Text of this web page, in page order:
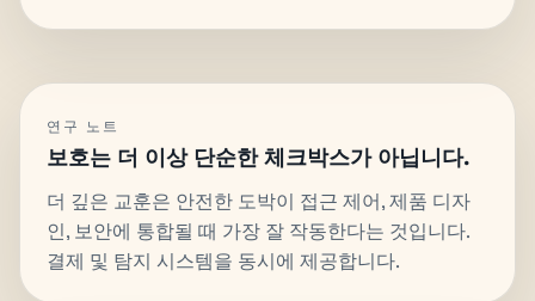
연구 노트
보호는 더 이상 단순한 체크박스가 아닙니다.
더 깊은 교훈은 안전한 도박이 접근 제어, 제품 디자
인, 보안에 통합될 때 가장 잘 작동한다는 것입니다.
결제 및 탐지 시스템을 동시에 제공합니다.